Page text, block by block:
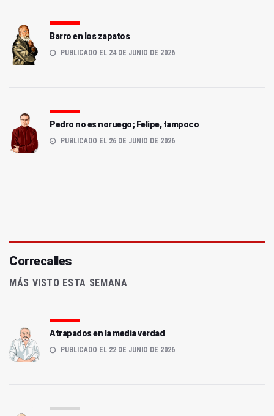
Barro en los zapatos
PUBLICADO EL 24 DE JUNIO DE 2026
Pedro no es noruego; Felipe, tampoco
PUBLICADO EL 26 DE JUNIO DE 2026
Correcalles
MÁS VISTO ESTA SEMANA
Atrapados en la media verdad
PUBLICADO EL 22 DE JUNIO DE 2026